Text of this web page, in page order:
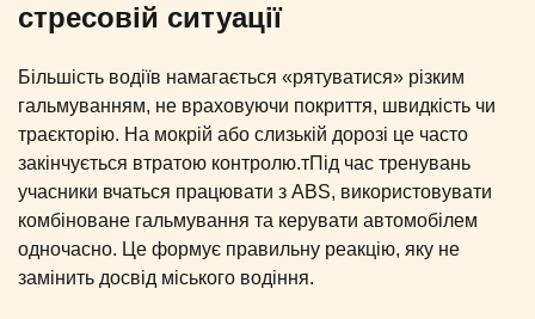
стресовій ситуації
Більшість водіїв намагається «рятуватися» різким
гальмуванням, не враховуючи покриття, швидкість чи
траєкторію. На мокрій або слизькій дорозі це часто
закінчується втратою контролю.тПід час тренувань
учасники вчаться працювати з ABS, використовувати
комбіноване гальмування та керувати автомобілем
одночасно. Це формує правильну реакцію, яку не
замінить досвід міського водіння.